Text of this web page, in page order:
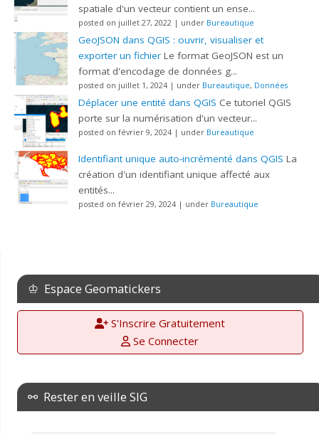
spatiale d'un vecteur contient un ense...
posted on juillet 27, 2022 | under Bureautique
GeoJSON dans QGIS : ouvrir, visualiser et
exporter un fichier Le format GeoJSON est un
format d'encodage de données g...
posted on juillet 1, 2024 | under Bureautique, Données
Déplacer une entité dans QGIS Ce tutoriel QGIS
porte sur la numérisation d'un vecteur...
posted on février 9, 2024 | under Bureautique
Identifiant unique auto-incrémenté dans QGIS La
création d'un identifiant unique affecté aux
entités...
posted on février 29, 2024 | under Bureautique
♔ Espace Geomatickers
S'Inscrire Gratuitement
Se Connecter
⚯ Rester en veille SIG